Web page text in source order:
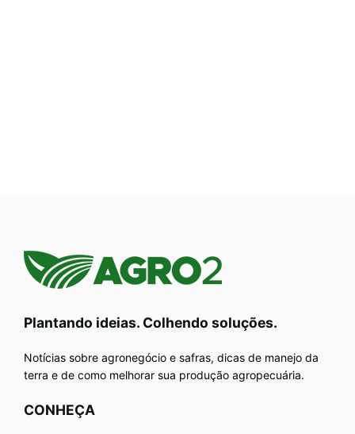
Plantando ideias. Colhendo soluções.
Notícias sobre agronegócio e safras, dicas de manejo da
terra e de como melhorar sua produção agropecuária.
CONHEÇA